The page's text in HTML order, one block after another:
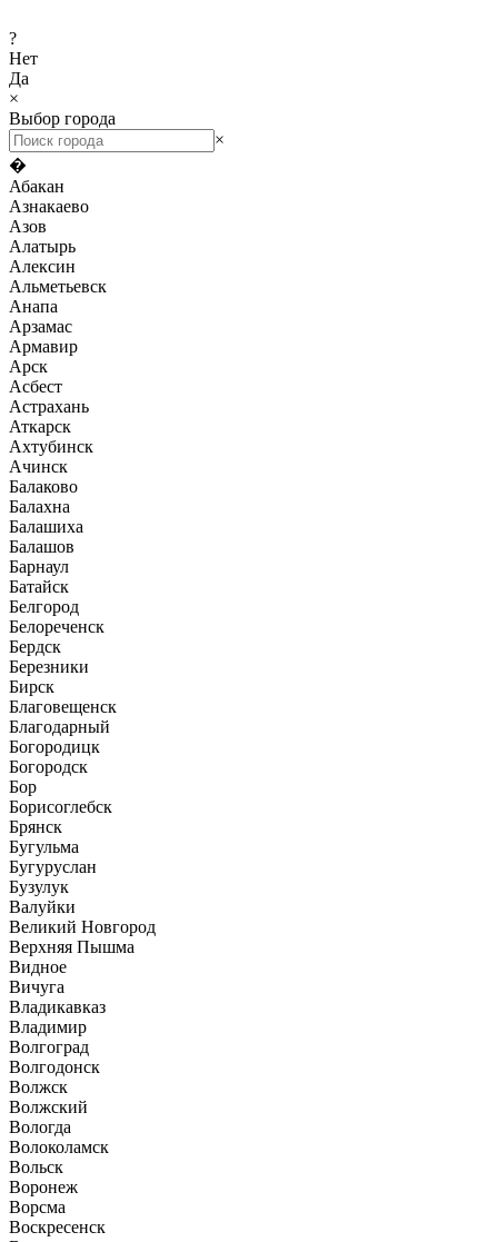
?
Нет
Да
×
Выбор города
×
�
Абакан
Азнакаево
Азов
Алатырь
Алексин
Альметьевск
Анапа
Арзамас
Армавир
Арск
Асбест
Астрахань
Аткарск
Ахтубинск
Ачинск
Балаково
Балахна
Балашиха
Балашов
Барнаул
Батайск
Белгород
Белореченск
Бердск
Березники
Бирск
Благовещенск
Благодарный
Богородицк
Богородск
Бор
Борисоглебск
Брянск
Бугульма
Бугуруслан
Бузулук
Валуйки
Великий Новгород
Верхняя Пышма
Видное
Вичуга
Владикавказ
Владимир
Волгоград
Волгодонск
Волжск
Волжский
Вологда
Волоколамск
Вольск
Воронеж
Ворсма
Воскресенск